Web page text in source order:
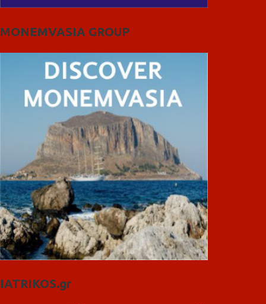
MONEMVASIA GROUP
IATRIKOS.gr